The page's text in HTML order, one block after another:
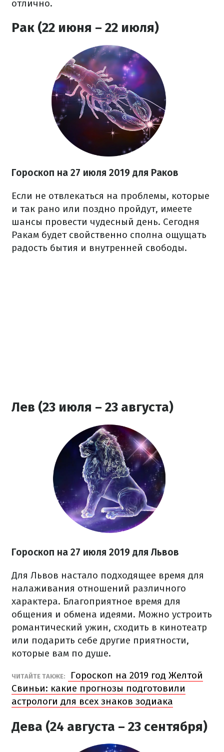
отлично.
Рак (22 июня – 22 июля)
Гороскоп на 27 июля 2019 для Раков
Если не отвлекаться на проблемы, которые
и так рано или поздно пройдут, имеете
шансы провести чудесный день. Сегодня
Ракам будет свойственно сполна ощущать
радость бытия и внутренней свободы.
Лев (23 июля – 23 августа)
Гороскоп на 27 июля 2019 для Львов
Для Львов настало подходящее время для
налаживания отношений различного
характера. Благоприятное время для
общения и обмена идеями. Можно устроить
романтический ужин, сходить в кинотеатр
или подарить себе другие приятности,
которые вам по душе.
ЧИТАЙТЕ ТАКЖЕ:
Гороскоп на 2019 год Желтой
Свиньи: какие прогнозы подготовили
астрологи для всех знаков зодиака
Дева (24 августа – 23 сентября)